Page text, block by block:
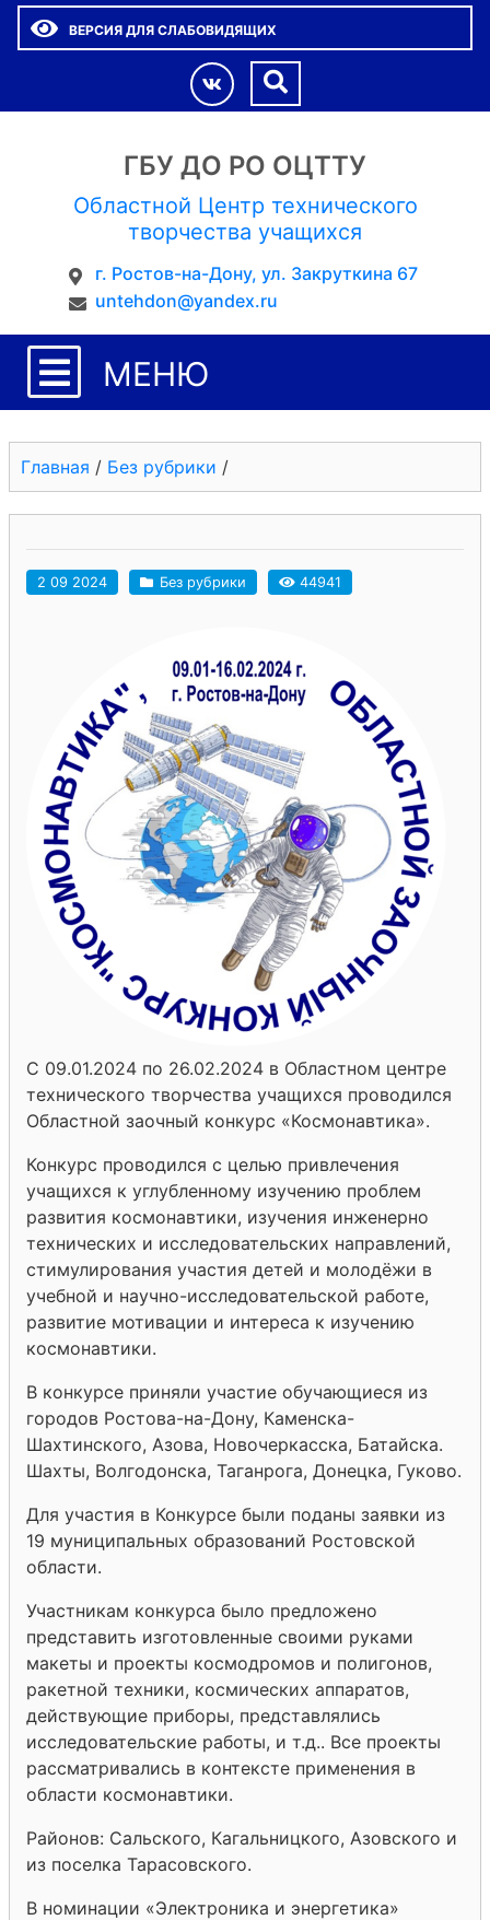
ВЕРСИЯ ДЛЯ СЛАБОВИДЯЩИХ
ГБУ ДО РО ОЦТТУ
Областной Центр технического
творчества учащихся
г. Ростов-на-Дону, ул. Закруткина 67
untehdon@yandex.ru
МЕНЮ
Главная / Без рубрики /
2 09 2024 Без рубрики 44941
С 09.01.2024 по 26.02.2024 в Областном центре
технического творчества учащихся проводился
Областной заочный конкурс «Космонавтика».
Конкурс проводился с целью привлечения
учащихся к углубленному изучению проблем
развития космонавтики, изучения инженерно
технических и исследовательских направлений,
стимулирования участия детей и молодёжи в
учебной и научно-исследовательской работе,
развитие мотивации и интереса к изучению
космонавтики.
В конкурсе приняли участие обучающиеся из
городов Ростова-на-Дону, Каменска-
Шахтинского, Азова, Новочеркасска, Батайска.
Шахты, Волгодонска, Таганрога, Донецка, Гуково.
Для участия в Конкурсе были поданы заявки из
19 муниципальных образований Ростовской
области.
Участникам конкурса было предложено
представить изготовленные своими руками
макеты и проекты космодромов и полигонов,
ракетной техники, космических аппаратов,
действующие приборы, представлялись
исследовательские работы, и т.д.. Все проекты
рассматривались в контексте применения в
области космонавтики.
Районов: Сальского, Кагальницкого, Азовского и
из поселка Тарасовского.
В номинации «Электроника и энергетика»